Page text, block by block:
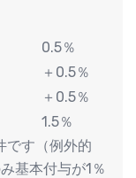
0.5％
＋0.5％
＋0.5％
1.5％
です（例外的
基本付与が1％